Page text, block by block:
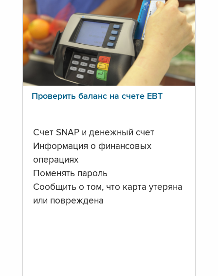
Проверить баланс на счете ЕВТ
Счет SNAP и денежный счет
Информация о финансовых
операциях
Поменять пароль
Сообщить о том, что карта утеряна
или повреждена